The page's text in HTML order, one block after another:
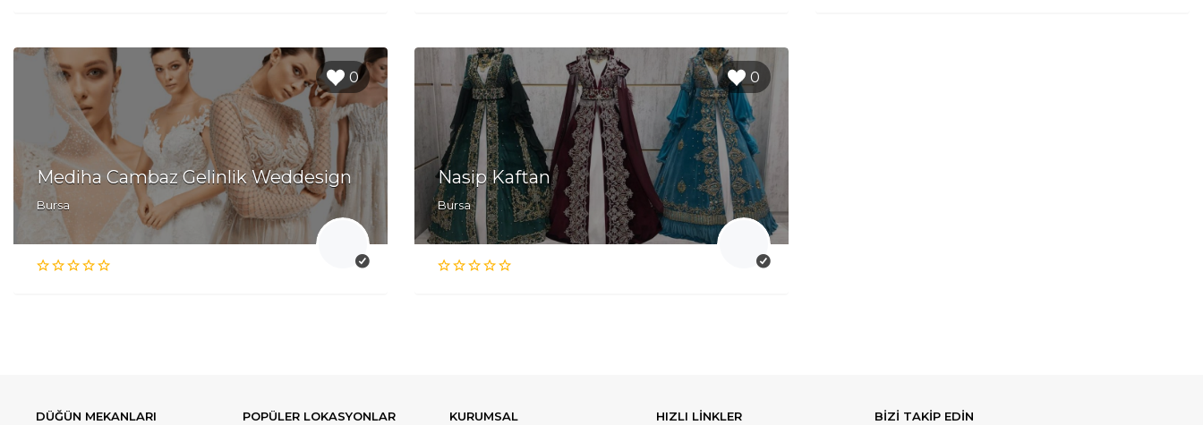
0
Mediha Cambaz Gelinlik Weddesign
Bursa
0
Nasip Kaftan
Bursa
DÜĞÜN MEKANLARI POPÜLER LOKASYONLAR KURUMSAL HIZLI LİNKLER BİZİ TAKİP EDİN